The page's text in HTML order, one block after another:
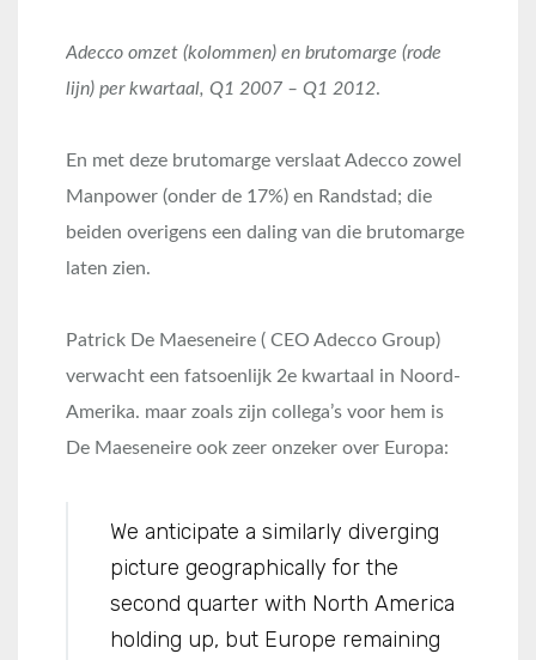
Adecco omzet (kolommen) en brutomarge (rode
lijn) per kwartaal, Q1 2007 – Q1 2012.
En met deze brutomarge verslaat Adecco zowel
Manpower (onder de 17%) en Randstad; die
beiden overigens een daling van die brutomarge
laten zien.
Patrick De Maeseneire ( CEO Adecco Group)
verwacht een fatsoenlijk 2e kwartaal in Noord-
Amerika. maar zoals zijn collega’s voor hem is
De Maeseneire ook zeer onzeker over Europa:
We anticipate a similarly diverging
picture geographically for the
second quarter with North America
holding up, but Europe remaining